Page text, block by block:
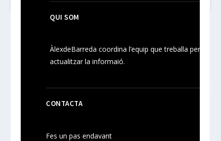
QUI SOM
ÀlexdeBarreda coordina l’equip que treballa per
actualitzar la informaió.
CONTACTA
Fes un pas endavant